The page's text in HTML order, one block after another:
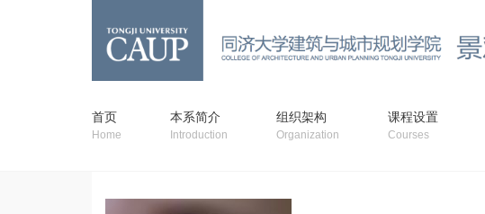
首页
Home
本系简介
Introduction
组织架构
Organization
课程设置
Courses